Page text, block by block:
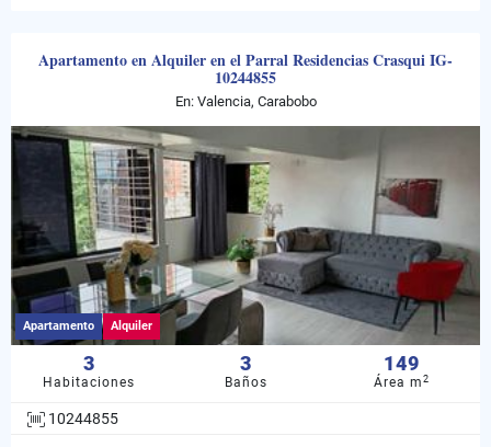
Apartamento en Alquiler en el Parral Residencias Crasqui IG-
10244855
En: Valencia, Carabobo
Apartamento Alquiler
3
Habitaciones
3
Baños
149
Área m2
10244855